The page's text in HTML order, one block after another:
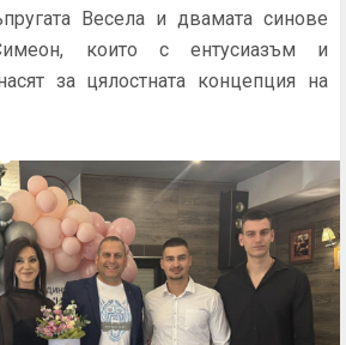
Весела и двамата синове
които с ентусиазъм и
за цялостната концепция на